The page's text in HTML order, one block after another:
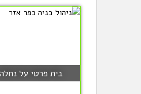
בית פרטי על